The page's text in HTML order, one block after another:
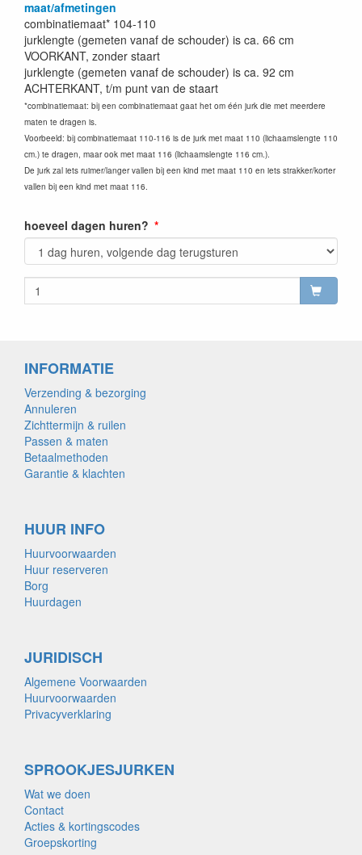
maat/afmetingen
combinatiemaat* 104-110
jurklengte (gemeten vanaf de schouder) is ca. 66 cm
VOORKANT, zonder staart
jurklengte (gemeten vanaf de schouder) is ca. 92 cm
ACHTERKANT, t/m punt van de staart
*combinatiemaat: bij een combinatiemaat gaat het om één jurk die met meerdere
maten te dragen is.
Voorbeeld: bij combinatiemaat 110-116 is de jurk met maat 110 (lichaamslengte 110
cm.) te dragen, maar ook met maat 116 (lichaamslengte 116 cm.).
De jurk zal iets ruimer/langer vallen bij een kind met maat 110 en iets strakker/korter
vallen bij een kind met maat 116.
hoeveel dagen huren?
INFORMATIE
Verzending & bezorging
Annuleren
Zichttermijn & ruilen
Passen & maten
Betaalmethoden
Garantie & klachten
HUUR INFO
Huurvoorwaarden
Huur reserveren
Borg
Huurdagen
JURIDISCH
Algemene Voorwaarden
Huurvoorwaarden
Privacyverklaring
SPROOKJESJURKEN
Wat we doen
Contact
Acties & kortingscodes
Groepskorting